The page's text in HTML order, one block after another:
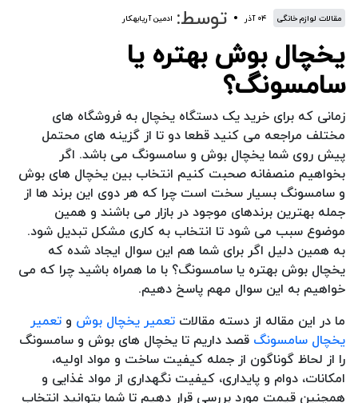
مقالات لوازم خانگی ۰۴ آذر توسط: ادمین آریابهکار
یخچال بوش بهتره یا
سامسونگ؟
زمانی که برای خرید یک دستگاه یخچال به فروشگاه های
مختلف مراجعه می کنید قطعا دو تا از گزینه های محتمل
پیش روی شما یخچال بوش و سامسونگ می باشد. اگر
بخواهیم منصفانه صحبت کنیم انتخاب بین یخچال های بوش
و سامسونگ بسیار سخت است چرا که هر دوی این برند ها از
جمله بهترین برندهای موجود در بازار می باشند و همین
موضوع سبب می شود تا انتخاب به کاری مشکل تبدیل شود.
به همین دلیل اگر برای شما هم این سوال ایجاد شده که
یخچال بوش بهتره یا سامسونگ؟ با ما همراه باشید چرا که می
خواهیم به این سوال مهم پاسخ دهیم.
ما در این مقاله از دسته مقالات تعمیر یخچال بوش و تعمیر
یخچال سامسونگ قصد داریم تا یخچال های بوش و سامسونگ
را از لحاظ گوناگون از جمله کیفیت ساخت و مواد اولیه،
امکانات، دوام و پایداری، کیفیت نگهداری از مواد غذایی و
همچنین قیمت مورد بررسی قرار دهیم تا شما بتوانید انتخاب